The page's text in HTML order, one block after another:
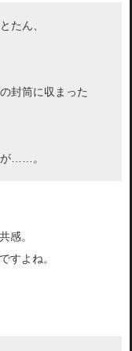
たん、
封筒に収まった
が……。
感。
すよね。